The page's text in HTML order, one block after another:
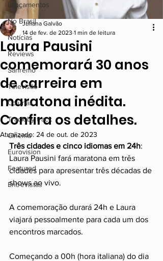
Lançamentos
No Brasil
Notícias
Reviews
Sanremo
Televisão
Colunas
Track by track
Cinema
Eurovision
Featured
Entrevistas
Laura Pausini
comemorará 30 anos
de carreira em
maratona inédita.
Confira os detalhes.
Juliana Galvão
14 de fev. de 2023 1 min de leitura
Atualizado: 24 de out. de 2023
Três cidades e cinco idiomas em 24h:
Laura Pausini fará maratona em três
cidades para apresentar três décadas de
shows ao vivo.
A comemoração durará 24h e Laura
viajará pessoalmente para cada um dos
encontros marcados.
Começando a 00h (hora italiana) do dia